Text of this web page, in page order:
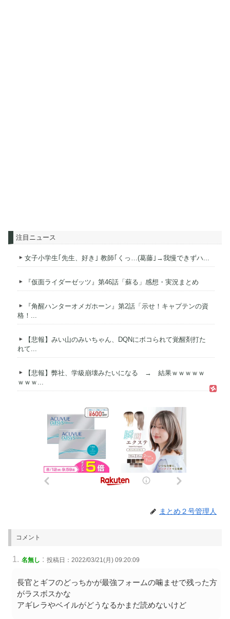
注目ニュース
女子小学生｢先生、好き｣ 教師｢くっ…(葛藤｣→我慢できずハ...
『仮面ライダーゼッツ』第46話「蘇る」感想・実況まとめ
『角醒ハンターオメガホーン』第2話「示せ！キャプテンの資
格！...
【悲報】みい山のみいちゃん、DQNにボコられて覚醒剤打た
れて...
【悲報】弊社、学級崩壊みたいになる → 結果ｗｗｗｗｗ
ｗｗｗ...
まとめ２号管理人
コメント
名無し : 投稿日：2022/03/21(月) 09:20:09
長官とギフのどっちかが最強フォームの噛ませで残った方
がラスボスかな
アギレラやベイルがどうなるかまだ読めないけど